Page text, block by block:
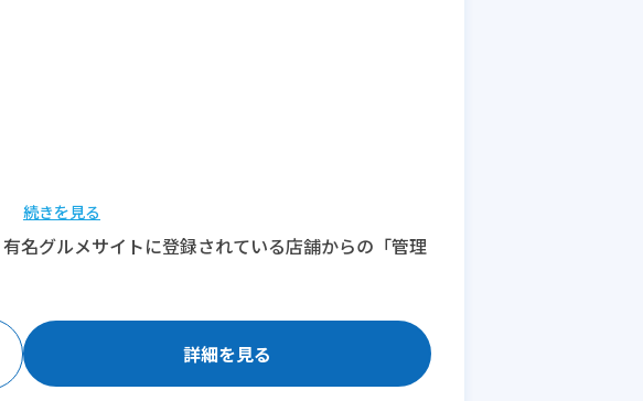
続きを見る
名グルメサイトに登録されている店舗からの「管理
詳細を見る